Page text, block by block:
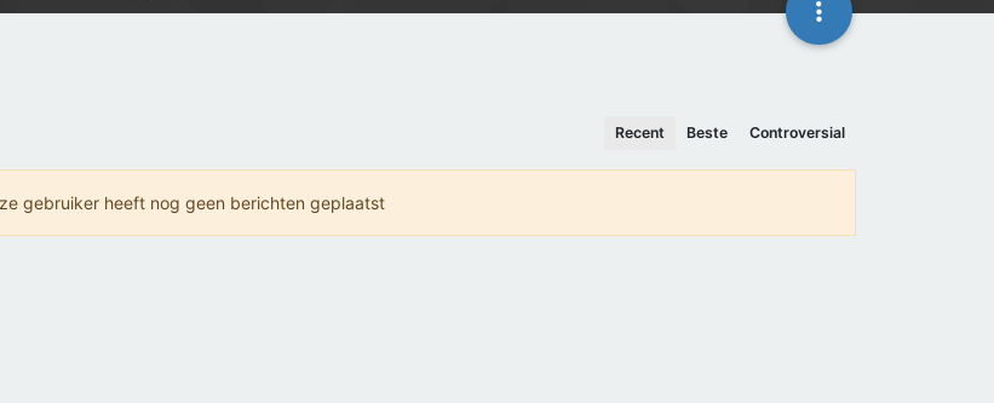
Recent Beste Controversial
gebruiker heeft nog geen berichten geplaatst